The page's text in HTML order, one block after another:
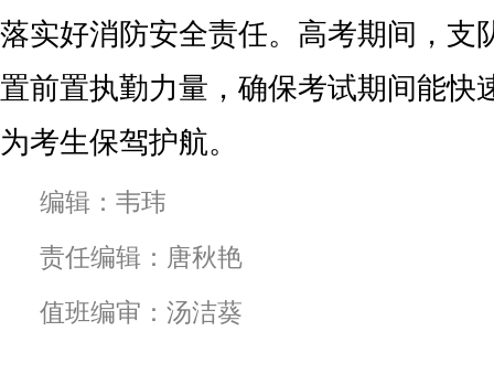
落实好消防安全责任。高考期间，支
置前置执勤力量，确保考试期间能快
为考生保驾护航。
编辑：韦玮
责任编辑：唐秋艳
值班编审：汤洁葵